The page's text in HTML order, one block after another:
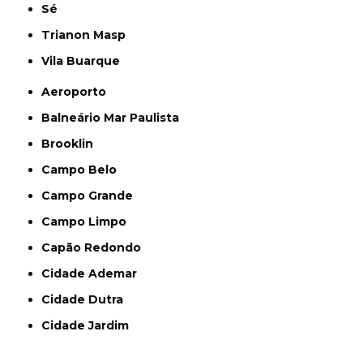
Sé
Trianon Masp
Vila Buarque
Aeroporto
Balneário Mar Paulista
Brooklin
Campo Belo
Campo Grande
Campo Limpo
Capão Redondo
Cidade Ademar
Cidade Dutra
Cidade Jardim